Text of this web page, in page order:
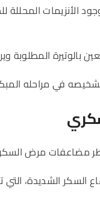
الأنزيمات
بالوتيرة المطلوبة
في مراحله
مضاعفات مرض
السكر الشديدة،